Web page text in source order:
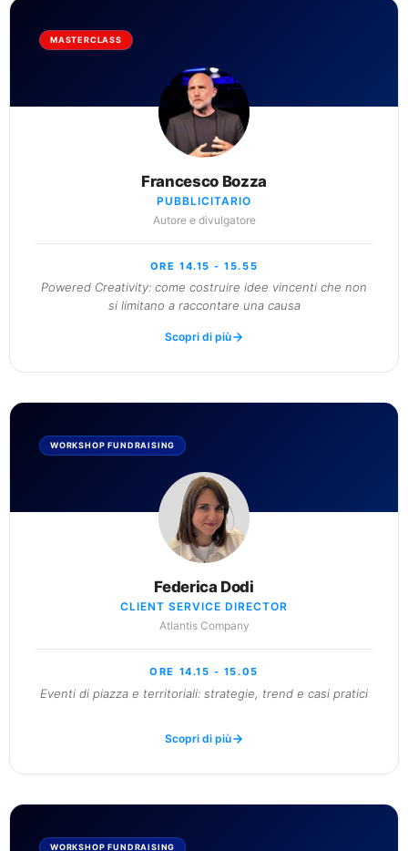
MASTERCLASS
Francesco Bozza
PUBBLICITARIO
Autore e divulgatore
ORE 14.15 - 15.55
Powered Creativity: come costruire idee vincenti che non
si limitano a raccontare una causa
Scopri di più
WORKSHOP FUNDRAISING
Federica Dodi
CLIENT SERVICE DIRECTOR
Atlantis Company
ORE 14.15 - 15.05
Eventi di piazza e territoriali: strategie, trend e casi pratici
Scopri di più
WORKSHOP FUNDRAISING